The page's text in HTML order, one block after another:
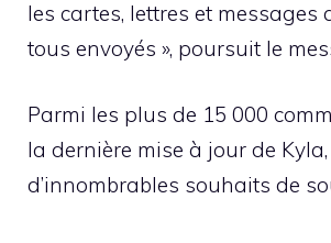
les cartes, lettres et messages
tous envoyés », poursuit le
Parmi les plus de 15 000
la dernière mise à jour de
d’innombrables souhaits de